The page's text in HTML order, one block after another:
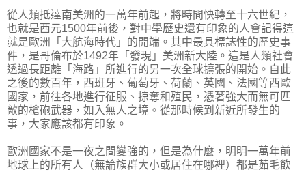
從人類抵達南美洲的一萬年前起，將時間快轉至十六世紀，
也就是西元1500年前後，對中學歷史還有印象的人會記得這
就是歐洲「大航海時代」的開端。其中最具標誌性的歷史事
件，是哥倫布於1492年「發現」美洲新大陸。這是人類社會
透過長距離「海路」所進行的另一次全球擴張的開始。自此
之後的數百年，西班牙、葡萄牙、荷蘭、英國、法國等西歐
國家，前往各地進行征服、掠奪和殖民，憑著強大而無可匹
敵的槍砲武器，如入無人之境。從那時候到新近所發生的
事，大家應該都有印象。
歐洲國家不是一夜之間變強的，但是為什麼，明明一萬年前
地球上的所有人（無論族群大小或居住在哪裡）都是茹毛飲